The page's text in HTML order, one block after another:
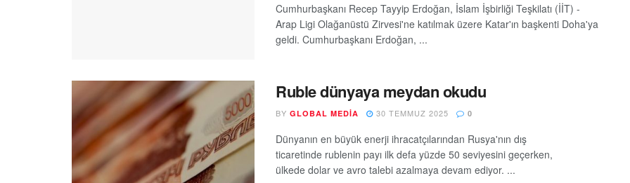
Cumhurbaşkanı Recep Tayyip Erdoğan, İslam İşbirliği Teşkilatı (İİT) -
Arap Ligi Olağanüstü Zirvesi'ne katılmak üzere Katar'ın başkenti Doha'ya
geldi. Cumhurbaşkanı Erdoğan, ...
Ruble dünyaya meydan okudu
BY GLOBAL MEDIA 30 TEMMUZ 2025 0
Dünyanın en büyük enerji ihracatçılarından Rusya'nın dış
ticaretinde rublenin payı ilk defa yüzde 50 seviyesini geçerken,
ülkede dolar ve avro talebi azalmaya devam ediyor. ...